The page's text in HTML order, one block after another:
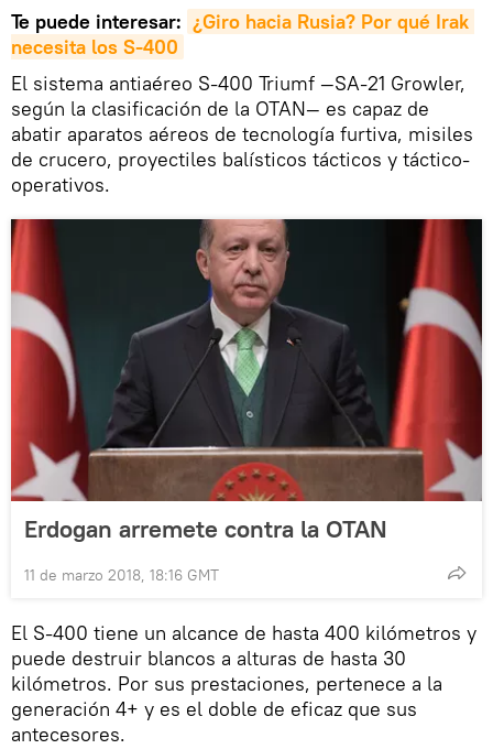
Te puede interesar: ¿Giro hacia Rusia? Por qué Irak
necesita los S-400
El sistema antiaéreo S-400 Triumf —SA-21 Growler,
según la clasificación de la OTAN— es capaz de
abatir aparatos aéreos de tecnología furtiva, misiles
de crucero, proyectiles balísticos tácticos y táctico-
operativos.
Erdogan arremete contra la OTAN
11 de marzo 2018, 18:16 GMT
El S-400 tiene un alcance de hasta 400 kilómetros y
puede destruir blancos a alturas de hasta 30
kilómetros. Por sus prestaciones, pertenece a la
generación 4+ y es el doble de eficaz que sus
antecesores.